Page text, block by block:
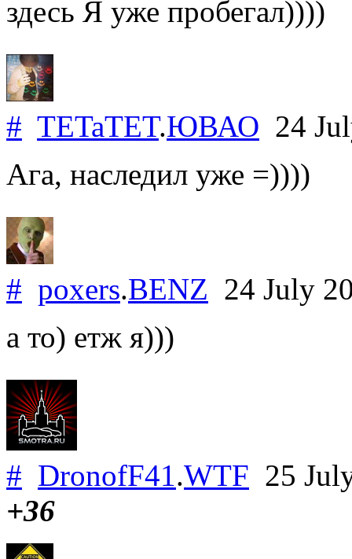
здесь Я уже пробегал))))
# TETaTET.ЮВАО 24
Ага, наследил уже =))))
# poxers.BENZ 24 July
а то) етж я)))
# DronofF41.WTF 25
+36